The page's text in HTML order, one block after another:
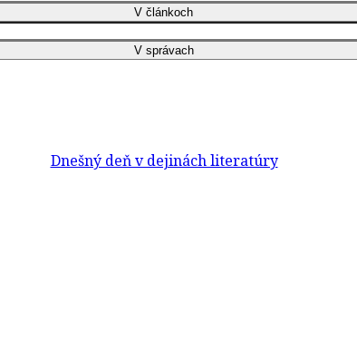
Dnešný deň v dejinách literatúry